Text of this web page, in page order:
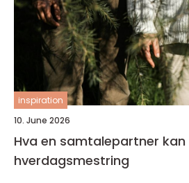
inspiration
10. June 2026
Hva en samtalepartner
hverdagsmestring